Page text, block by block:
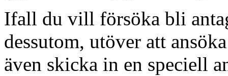
Ifall du vill försöka bli
dessutom, utöver att
även skicka in en speciell